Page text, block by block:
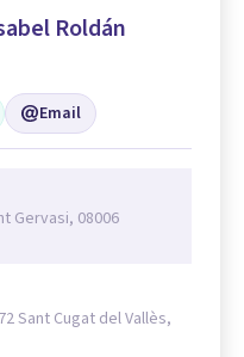
Roldán
Email
Gervasi, 08006
Sant Cugat del Vallès,